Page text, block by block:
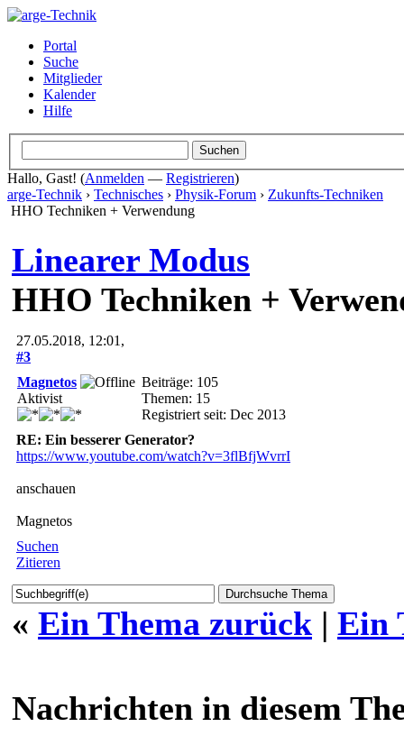
Portal
Suche
Mitglieder
Kalender
Hilfe
Hallo, Gast! (Anmelden — Registrieren)
arge-Technik › Technisches › Physik-Forum › Zukunfts-Techniken
HHO Techniken + Verwendung
Linearer Modus
HHO Techniken +
27.05.2018, 12:01,
#3
Magnetos
Aktivist
Beiträge: 105
Themen: 15
Registriert seit: Dec 2013
RE: Ein besserer Generator?
https://www.youtube.com/watch?v=3flBfjWvrrI
anschauen
Magnetos
Suchen
Zitieren
« Ein Thema zurück | Ein
Nachrichten in diesem